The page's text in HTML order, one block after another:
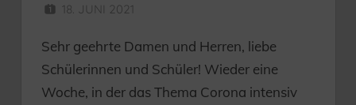
18. JUNI 2021
Sehr geehrte Damen und Herren, liebe
Schülerinnen und Schüler! Wieder eine
Woche, in der das Thema Corona intensiv